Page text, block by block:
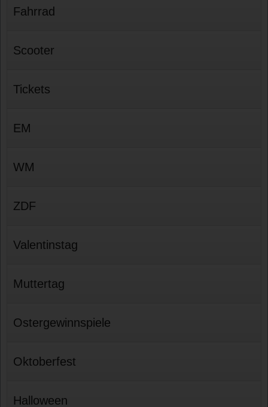
Fahrrad
Scooter
Tickets
EM
WM
ZDF
Valentinstag
Muttertag
Ostergewinnspiele
Oktoberfest
Halloween